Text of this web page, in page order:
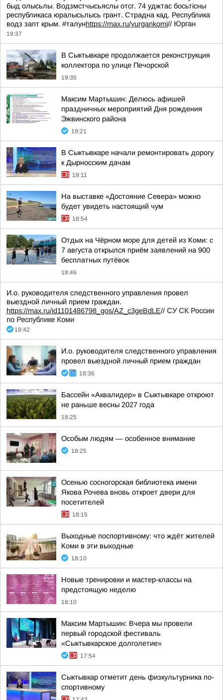
быд олысьлы. Водзмстчысьяслы отсг. 74 уджтас босьтiсны
республикаса юралысьлысь грант. Страдна кад. Республика
водз запт крым. #талунhttps://max.ru/yurgankomi// Юрган
19:37
В Сыктывкаре продолжается реконструкция
коллектора по улице Печорской
19:35
Максим Мартышин: Делюсь афишей
праздничных мероприятий Дня рождения
Эжвинского района
19:21
В Сыктывкаре начали ремонтировать дорогу
к Дырносским дачам
19:11
На выставке «Достояние Севера» можно
будет увидеть настоящий чум
18:54
Отдых на Чёрном море для детей из Коми: с
7 августа открылся приём заявлений на 900
бесплатных путёвок
18:46
И.о. руководителя следственного управления провел
выездной личный прием граждан.
https://max.ru/id1101486798_gos/AZ_c3geBdLE// СУ СК России
по Республике Коми
18:42
И.о. руководителя следственного управления
провел выездной личный прием граждан
18:36
Бассейн «Аквалидер» в Сыктывкаре откроют
не раньше весны 2027 года
18:25
Особым людям — особенное внимание
18:25
Осенью сосногорская библиотека имени
Якова Рочева вновь откроет двери для
посетителей
18:15
Выходные поспортивному: что ждёт жителей
Коми в эти выходные
18:10
Новые тренировки и мастер-классы на
предстоящую неделю
18:10
Максим Мартышин: Вчера мы провели
первый городской фестиваль
«Сыктывкарское долголетие»
17:54
Сыктывкар отметит день физкультурника по-
спортивному